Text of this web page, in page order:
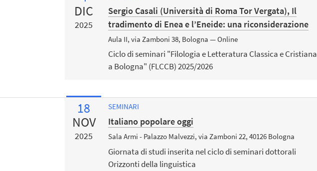
DIC
2025
Sergio Casali (Università di Roma Tor Vergata), Il
tradimento di Enea e l’Eneide: una riconsiderazione
Aula II, via Zamboni 38, Bologna — Online
Ciclo di seminari "Filologia e Letteratura Classica e Cristiana
a Bologna" (FLCCB) 2025/2026
18
NOV
2025
SEMINARI
Italiano popolare oggi
Sala Armi - Palazzo Malvezzi, via Zamboni 22, 40126 Bologna
Giornata di studi inserita nel ciclo di seminari dottorali
Orizzonti della linguistica